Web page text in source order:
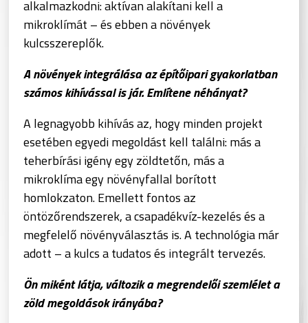
alkalmazkodni: aktívan alakítani kell a
mikroklímát – és ebben a növények
kulcsszereplők.
A növények integrálása az építőipari gyakorlatban
számos kihívással is jár. Említene néhányat?
A legnagyobb kihívás az, hogy minden projekt
esetében egyedi megoldást kell találni: más a
teherbírási igény egy zöldtetőn, más a
mikroklíma egy növényfallal borított
homlokzaton. Emellett fontos az
öntözőrendszerek, a csapadékvíz-kezelés és a
megfelelő növényválasztás is. A technológia már
adott – a kulcs a tudatos és integrált tervezés.
Ön miként látja, változik a megrendelői szemlélet a
zöld megoldások irányába?